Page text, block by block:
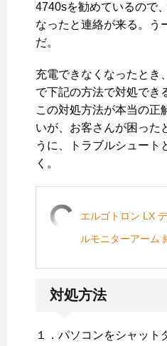
4740sを勧めているので
なったと連絡が来る。う
だ。
充電できなくなったとき
で下記の方法で対処でき
この対処方法が本当の正
いが、お客さんが困った
うに、トラブルシュート
く。
エルゴトロン LX
ルモニターアーム
対処方法
１．パソコンをシャット